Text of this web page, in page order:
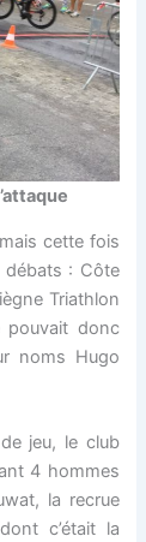
cette fois
débats : Côte
Triathlon
pouvait donc
noms Hugo
jeu, le club
4 hommes
la recrue
c’était la